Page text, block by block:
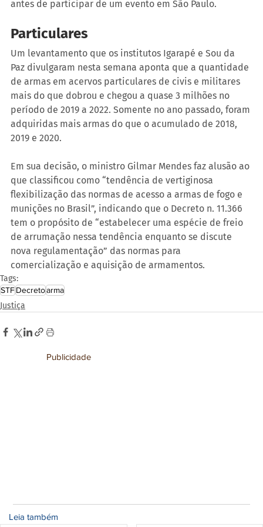
antes de participar de um evento em São Paulo.
Particulares
Um levantamento que os institutos Igarapé e Sou da
Paz divulgaram nesta semana aponta que a quantidade
de armas em acervos particulares de civis e militares
mais do que dobrou e chegou a quase 3 milhões no
período de 2019 a 2022. Somente no ano passado, foram
adquiridas mais armas do que o acumulado de 2018,
2019 e 2020.
Em sua decisão, o ministro Gilmar Mendes faz alusão ao
que classificou como “tendência de vertiginosa
flexibilização das normas de acesso a armas de fogo e
munições no Brasil”, indicando que o Decreto n. 11.366
tem o propósito de “estabelecer uma espécie de freio
de arrumação nessa tendência enquanto se discute
nova regulamentação” das normas para
comercialização e aquisição de armamentos.
Tags:
STFDecretoarma
Justiça
Publicidade
Leia também